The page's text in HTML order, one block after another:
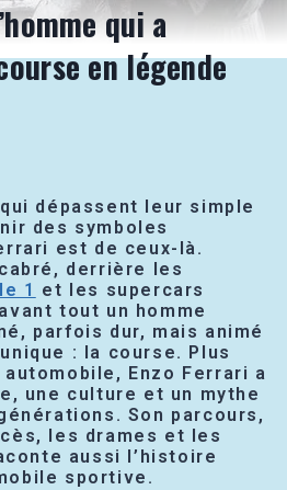
qui a
en légende
dépassent leur simple
des symboles
est de ceux-là.
derrière les
1 et les supercars
tout un homme
parfois dur, mais animé
: la course. Plus
Enzo Ferrari a
une culture et un mythe
Son parcours,
les drames et les
aussi l’histoire
sportive.